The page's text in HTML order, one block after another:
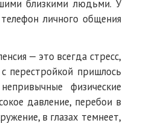
близкими людьми. У
личного общения
— это всегда стресс,
перестройкой пришлось
физические
давление, перебои в
в глазах темнеет,